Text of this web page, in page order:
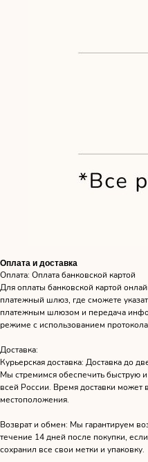
Оплата и доставка
Оплата: Оплата банковской картой
Для оплаты банковской картой
платежный шлюз, где сможете
платежным шлюзом и передача
режиме с использованием
Доставка:
Курьерская доставка: Доставка до
Мы стремимся обеспечить быструю
всей России. Время доставки может
местоположения.
Возврат и обмен: Мы гарантируем
течение 14 дней после покупки,
сохранил все свои метки и упаковку.